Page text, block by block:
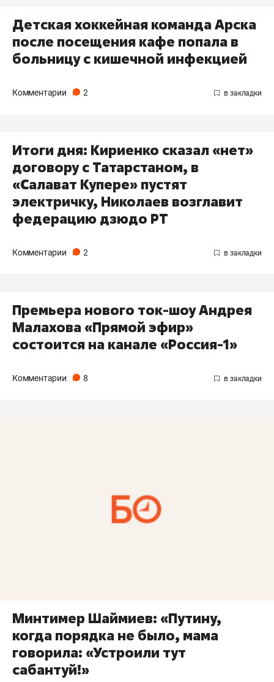
Детская хоккейная команда Арска
после посещения кафе попала в
больницу с кишечной инфекцией
Комментарии 2
Итоги дня: Кириенко сказал «нет»
договору с Татарстаном, в
«Салават Купере» пустят
электричку, Николаев возглавит
федерацию дзюдо РТ
Комментарии 2
Премьера нового ток-шоу Андрея
Малахова «Прямой эфир»
состоится на канале «Россия-1»
Комментарии 8
Минтимер Шаймиев: «Путину,
когда порядка не было, мама
говорила: «Устроили тут
сабантуй!»